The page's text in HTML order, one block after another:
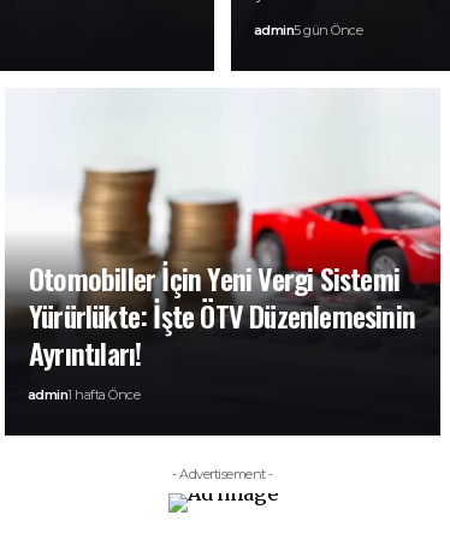
admin5 gün Önce
Otomobiller İçin Yeni Vergi Sistemi
Yürürlükte: İşte ÖTV Düzenlemesinin
Ayrıntıları!
admin1 hafta Önce
- Advertisement -